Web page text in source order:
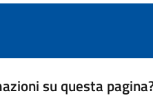
su questa